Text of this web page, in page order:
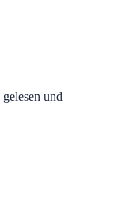
gelesen und